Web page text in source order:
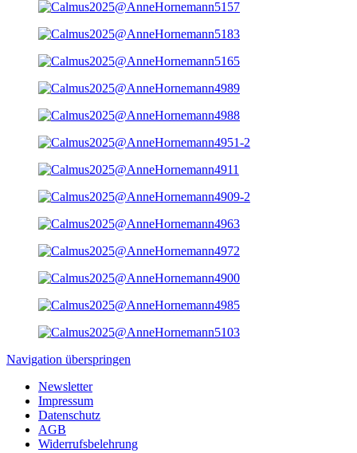
Navigation überspringen
Newsletter
Impressum
Datenschutz
AGB
Widerrufsbelehrung